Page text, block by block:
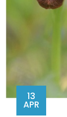
13
APR